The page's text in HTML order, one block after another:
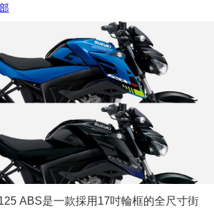
ABS是一款採用17吋輪框的全尺寸街